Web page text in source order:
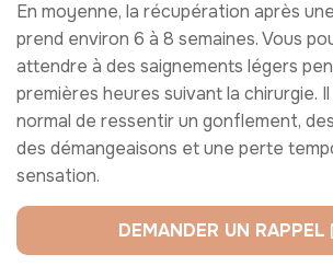
En moyenne, la récupération après une
prend environ 6 à 8 semaines. Vous
attendre à des saignements légers
premières heures suivant la chirurgie.
normal de ressentir un gonflement,
des démangeaisons et une perte
sensation.
DEMANDER UN RAPPEL